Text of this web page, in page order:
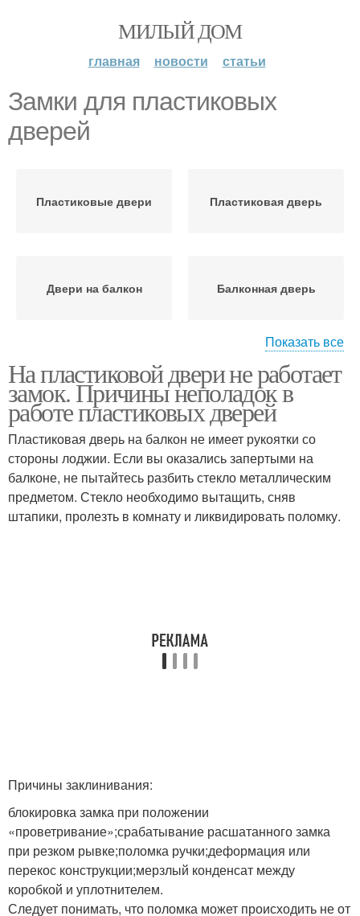
МИЛЫЙ ДОМ
главная новости статьи
Замки для пластиковых
дверей
Пластиковые двери Пластиковая дверь
Двери на балкон Балконная дверь
Замок в пластиковую
дверь
Показать все
На пластиковой двери не работает
замок. Причины неполадок в
работе пластиковых дверей
Пластиковая дверь на балкон не имеет рукоятки со
стороны лоджии. Если вы оказались запертыми на
балконе, не пытайтесь разбить стекло металлическим
предметом. Стекло необходимо вытащить, сняв
штапики, пролезть в комнату и ликвидировать поломку.
Причины заклинивания:
блокировка замка при положении
«проветривание»;срабатывание расшатанного замка
при резком рывке;поломка ручки;деформация или
перекос конструкции;мерзлый конденсат между
коробкой и уплотнителем.
Следует понимать, что поломка может происходить не от